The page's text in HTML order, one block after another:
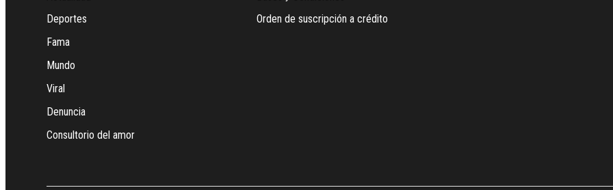
Deportes
Fama
Mundo
Viral
Denuncia
Consultorio del amor
Orden de suscripción a crédito